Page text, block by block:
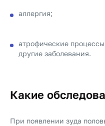
аллергия;
атрофические
другие заболевания.
Какие
При появлении зуда